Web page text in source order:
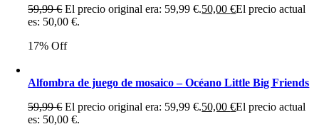
59,99€ El precio original era: 59,99 €.50,00€El precio actual
es: 50,00 €.
17% Off
Alfombra de juego de mosaico – Océano Little Big Friends
59,99€ El precio original era: 59,99 €.50,00€El precio actual
es: 50,00 €.